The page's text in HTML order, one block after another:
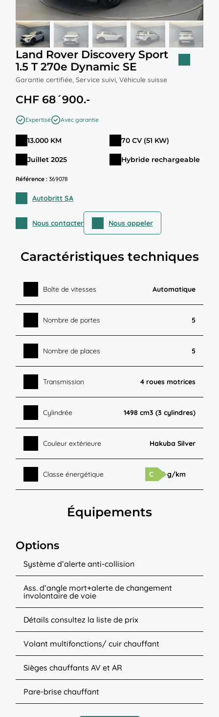
Land Rover Discovery Sport
1.5 T 270e Dynamic SE
Garantie certifiée, Service suivi, Véhicule suisse
CHF 68´900.-
Expertisé Avec garantie
13.000 KM 70 CV (51 KW)
Juillet 2025 Hybride rechargeable
Référence : 369078
Autobritt SA
Nous contacter Nous appeler
Caractéristiques techniques
Boîte de vitesses Automatique
Nombre de portes 5
Nombre de places 5
Transmission 4 roues motrices
Cylindrée 1498 cm3 (3 cylindres)
Couleur extérieure Hakuba Silver
Classe énergétique C 34 g/km
Équipements
Options
Système d’alerte anti-collision
Ass. d’angle mort+alerte de changement
involontaire de voie
Détails consultez la liste de prix
Volant multifonctions/ cuir chauffant
Sièges chauffants AV et AR
Pare-brise chauffant